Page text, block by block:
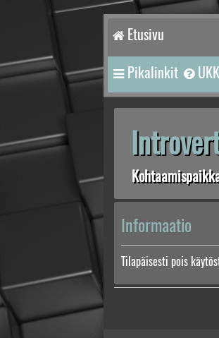
Etusivu
Pikalinkit UKK
Informaatio
Tilapäisesti pois